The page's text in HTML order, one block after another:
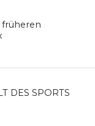
früheren
DES SPORTS